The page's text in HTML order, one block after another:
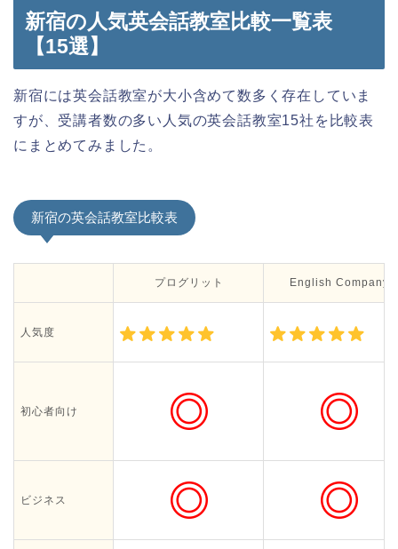
新宿の人気英会話教室比較一覧表
【15選】
新宿には英会話教室が大小含めて数多く存在していま
すが、受講者数の多い人気の英会話教室15社を比較表
にまとめてみました。
新宿の英会話教室比較表
プログリット English Company
人気度
初心者向け
ビジネス